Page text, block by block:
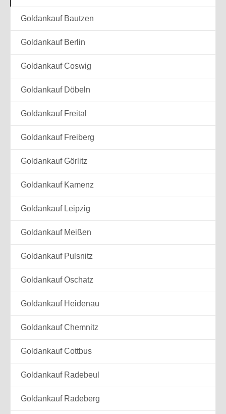
Goldankauf Bautzen
Goldankauf Berlin
Goldankauf Coswig
Goldankauf Döbeln
Goldankauf Freital
Goldankauf Freiberg
Goldankauf Görlitz
Goldankauf Kamenz
Goldankauf Leipzig
Goldankauf Meißen
Goldankauf Pulsnitz
Goldankauf Oschatz
Goldankauf Heidenau
Goldankauf Chemnitz
Goldankauf Cottbus
Goldankauf Radebeul
Goldankauf Radeberg